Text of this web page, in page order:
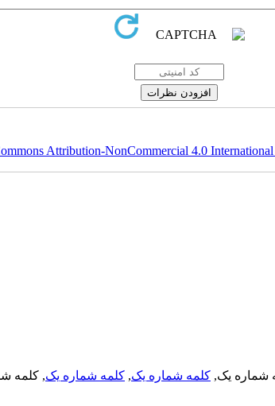
Attribution-NonCommercial 4.0
شماره یک, کلمه شماره یک, کلمه شماره یک, کلمه